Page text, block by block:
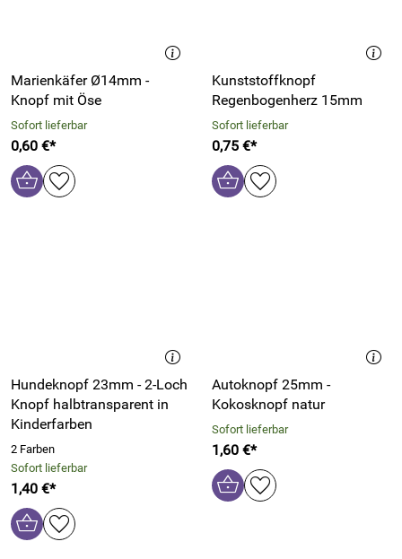
Marienkäfer Ø14mm -
Knopf mit Öse
Sofort lieferbar
0,60 €*
Kunststoffknopf
Regenbogenherz 15mm
Sofort lieferbar
0,75 €*
Hundeknopf 23mm - 2-Loch
Knopf halbtransparent in
Kinderfarben
2 Farben
Sofort lieferbar
1,40 €*
Autoknopf 25mm -
Kokosknopf natur
Sofort lieferbar
1,60 €*